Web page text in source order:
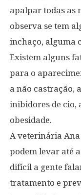
apalpar todas as
observa se tem
inchaço, alguma
Existem alguns
para o
a não castração,
inibidores de cio,
obesidade.
A veterinária Ana
podem levar até
difícil a gente
tratamento e